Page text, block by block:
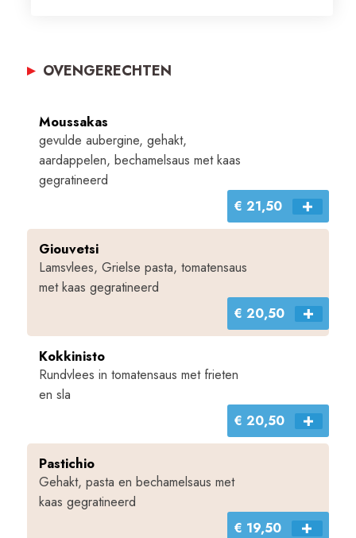
OVENGERECHTEN
Moussakas
gevulde aubergine, gehakt,
aardappelen, bechamelsaus met kaas
gegratineerd
€ 21,50
Giouvetsi
Lamsvlees, Grielse pasta, tomatensaus
met kaas gegratineerd
€ 20,50
Kokkinisto
Rundvlees in tomatensaus met frieten
en sla
€ 20,50
Pastichio
Gehakt, pasta en bechamelsaus met
kaas gegratineerd
€ 19,50